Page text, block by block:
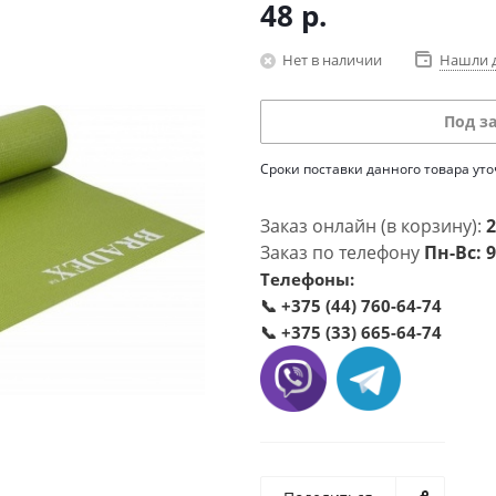
48 р.
Нет в наличии Нашли
Под
Сроки поставки данного товара
Заказ онлайн (в корзину):
Заказ по телефону Пн-Вс:
Телефоны:
📞 +375 (44) 760-64-74
📞 +375 (33) 665-64-74